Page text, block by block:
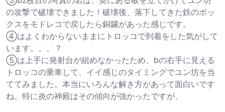
の攻撃で破壊できました！破壊後、落下してきた鉄のボッ
クスをモドレコで戻したら銅鑼があった感じです。
④はよくわからないままにトロッコで到着をした気がして
います。。。？
⑤は上手に発射台が組めなかったため、bの右手に見える
トロッコの乗車して、イイ感じのタイミングでユン坊を当
ててみました。本当にいろんな解き方があって面白いです
ね。特に炎の神殿はその傾向が強かったですが、